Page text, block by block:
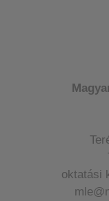
oktatási